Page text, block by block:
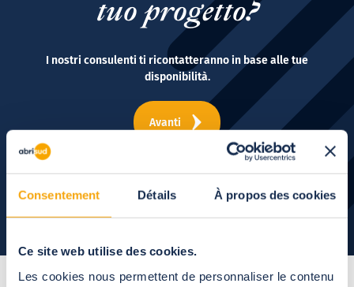
Consentement Détails À propos des cookies
Ce site web utilise des cookies.
Les cookies nous permettent de personnaliser le contenu
tuo progetto?
I nostri consulenti ti ricontatteranno in base alle tue
disponibilità.
Avanti